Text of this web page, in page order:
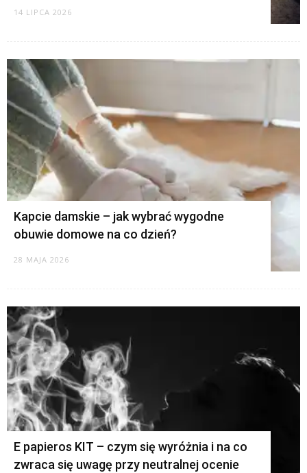
14 LIPCA 2026
Kapcie damskie – jak wybrać wygodne
obuwie domowe na co dzień?
28 MAJA 2026
E papieros KIT – czym się wyróżnia i na co
zwraca się uwagę przy neutralnej ocenie